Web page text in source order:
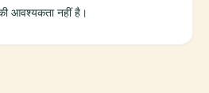
आवश्यकता नहीं है।